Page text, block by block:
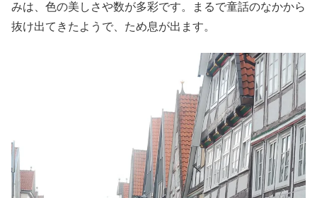
みは、色の美しさや数が多彩です。まるで童話のなかから
抜け出てきたようで、ため息が出ます。